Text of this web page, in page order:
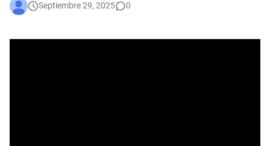
Septiembre 29, 2025 0